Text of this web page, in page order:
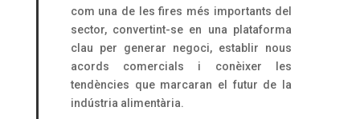
com una de les fires més importants del
sector, convertint-se en una plataforma
clau per generar negoci, establir nous
acords comercials i conèixer les
tendències que marcaran el futur de la
indústria alimentària.